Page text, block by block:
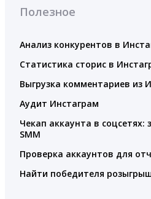
Полезное
Анализ конкурентов в
Статистика сторис в
Выгрузка комментариев из
Аудит Инстаграм
Чекап аккаунта в соцсетях:
SMM
Проверка аккаунтов для
Найти победителя